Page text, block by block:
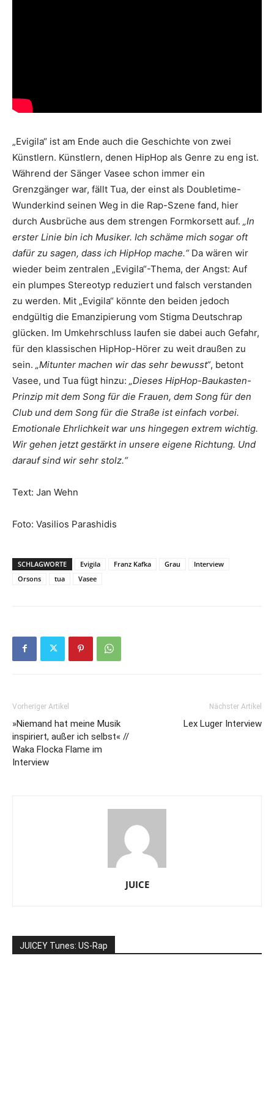
„Evigila“ ist am Ende auch die Geschichte von zwei
Künstlern. Künstlern, denen HipHop als Genre zu eng ist.
Während der Sänger Vasee schon immer ein
Grenzgänger war, fällt Tua, der einst als Doubletime-
Wunderkind seinen Weg in die Rap-Szene fand, hier
durch Ausbrüche aus dem strengen Formkorsett auf. „In
erster Linie bin ich Musiker. Ich schäme mich sogar oft
dafür zu sagen, dass ich HipHop mache.“Da wären wir
wieder beim zentralen „Evigila“-Thema, der Angst: Auf
ein plumpes Stereotyp reduziert und falsch verstanden
zu werden. Mit „Evigila“ könnte den beiden jedoch
endgültig die Emanzipierung vom Stigma Deutschrap
glücken. Im Umkehrschluss laufen sie dabei auch Gefahr,
für den klassischen HipHop-Hörer zu weit draußen zu
sein. „Mitunter machen wir das sehr bewusst“, betont
Vasee, und Tua fügt hinzu: „Dieses HipHop-Baukasten-
Prinzip mit dem Song für die Frauen, dem Song für den
Club und dem Song für die Straße ist einfach vorbei.
Emotionale Ehrlichkeit war uns hingegen extrem wichtig.
Wir gehen jetzt gestärkt in unsere eigene Richtung. Und
darauf sind wir sehr stolz.“
Text: Jan Wehn
Foto: Vasilios Parashidis
SCHLAGWORTE Evigila Franz Kafka Grau
Interview
Orsons
tua Vasee
Vorheriger Artikel
»Niemand hat meine Musik
inspiriert, außer ich selbst« //
Waka Flocka Flame im
Interview
Nächster Artikel
Lex Luger Interview
JUICE
JUICEY Tunes: US-Rap